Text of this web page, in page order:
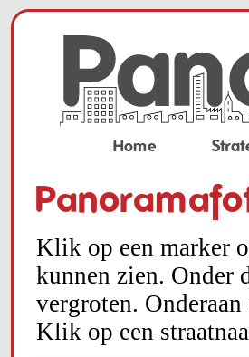
Home
Klik op een marker
kunnen zien. Onder
vergroten.
Klik op een